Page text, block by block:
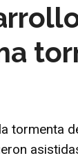
tormenta